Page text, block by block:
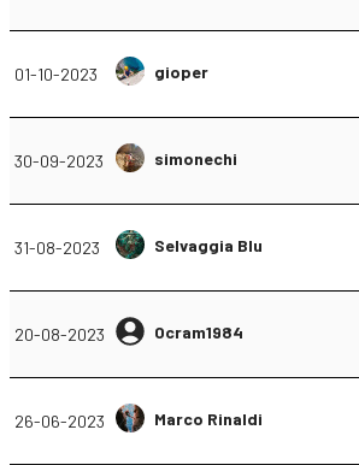
01-10-2023 gioper
30-09-2023 simonechi
31-08-2023 Selvaggia Blu
20-08-2023 Ocram1984
26-06-2023 Marco Rinaldi